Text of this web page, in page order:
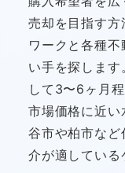
売却を目指す方
ワークと各種
い手を探しま
して3〜6ヶ月
市場価格に近
谷市や柏市な
介が適している